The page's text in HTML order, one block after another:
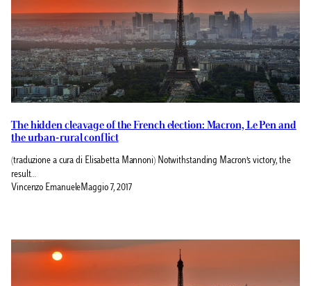
The hidden cleavage of the French election: Macron, Le Pen and
the urban-rural conflict
(traduzione a cura di Elisabetta Mannoni) Notwithstanding Macron’s victory, the
result…
Vincenzo Emanuele Maggio 7, 2017